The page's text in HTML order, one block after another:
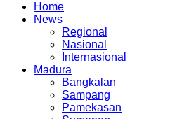
Home
News
Regional
Nasional
Internasional
Madura
Bangkalan
Sampang
Pamekasan